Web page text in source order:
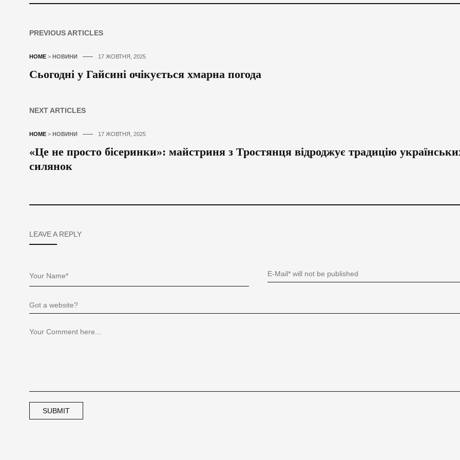
PREVIOUS ARTICLES
HOME > НОВИНИ 17 ЖОВТНЯ, 2025
Сьогодні у Гайсині очікується хмарна погода
NEXT ARTICLES
HOME > НОВИНИ 17 ЖОВТНЯ, 2025
«Це не просто бісеринки»: майстриня з Тростянця відроджує традицію
силянок
LEAVE A REPLY